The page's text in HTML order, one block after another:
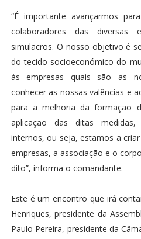
“É importante avançarmos
colaboradores das diversas
simulacros. O nosso objetivo é
do tecido socioeconómico do
às empresas quais são as
conhecer as nossas valências e
para a melhoria da formação
aplicação das ditas
internos, ou seja, estamos a
empresas, a associação e o
dito”, informa o comandante.
Este é um encontro que irá
Henriques, presidente da
Paulo Pereira, presidente da